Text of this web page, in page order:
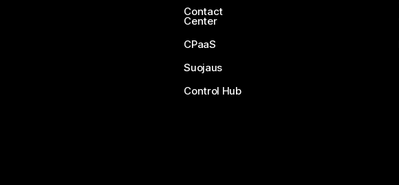
Contact
Center
CPaaS
Suojaus
Control Hub